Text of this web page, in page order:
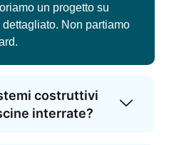
un progetto su
Non partiamo
costruttivi
interrate?